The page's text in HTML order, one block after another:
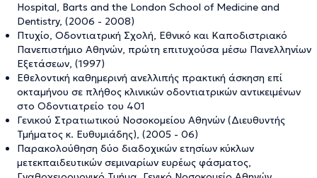
Hospital, Barts and the London School of Medicine and
Dentistry, (2006 - 2008)
Πτυχίο, Οδοντιατρική Σχολή, Εθνικό και Καποδιστριακό
Πανεπιστήμιο Αθηνών, πρώτη επιτυχούσα μέσω Πανελληνίων
Εξετάσεων, (1997)
Εθελοντική καθημερινή ανελλιπής πρακτική άσκηση επί
οκταμήνου σε πλήθος κλινικών οδοντιατρικών αντικειμένων
στο Οδοντιατρείο του 401
Γενικού Στρατιωτικού Νοσοκομείου Αθηνών (Διευθυντής
Τμήματος κ. Ευθυμιάδης), (2005 - 06)
Παρακολούθηση δύο διαδοχικών ετησίων κύκλων
μετεκπαιδευτικών σεμιναρίων ευρέως φάσματος,